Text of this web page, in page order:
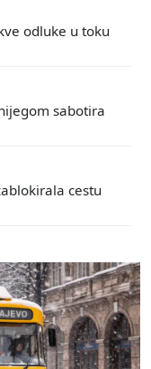
odluke u toku
sabotira
cestu